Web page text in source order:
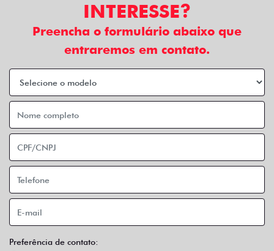
INTERESSE?
Preencha o formulário abaixo que
entraremos em contato.
Preferência de contato: